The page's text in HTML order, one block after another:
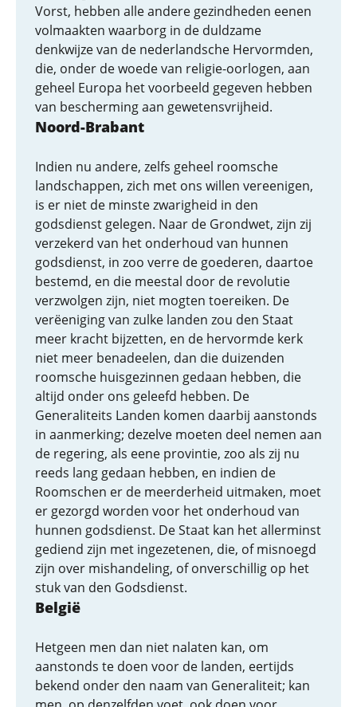
Vorst, hebben alle andere gezindheden eenen
volmaakten waarborg in de duldzame
denkwijze van de nederlandsche Hervormden,
die, onder de woede van religie-oorlogen, aan
geheel Europa het voorbeeld gegeven hebben
van bescherming aan gewetensvrijheid.
Noord-Brabant
Indien nu andere, zelfs geheel roomsche
landschappen, zich met ons willen vereenigen,
is er niet de minste zwarigheid in den
godsdienst gelegen. Naar de Grondwet, zijn zij
verzekerd van het onderhoud van hunnen
godsdienst, in zoo verre de goederen, daartoe
bestemd, en die meestal door de revolutie
verzwolgen zijn, niet mogten toereiken. De
verëeniging van zulke landen zou den Staat
meer kracht bijzetten, en de hervormde kerk
niet meer benadeelen, dan die duizenden
roomsche huisgezinnen gedaan hebben, die
altijd onder ons geleefd hebben. De
Generaliteits Landen komen daarbij aanstonds
in aanmerking; dezelve moeten deel nemen aan
de regering, als eene provintie, zoo als zij nu
reeds lang gedaan hebben, en indien de
Roomschen er de meerderheid uitmaken, moet
er gezorgd worden voor het onderhoud van
hunnen godsdienst. De Staat kan het allerminst
gediend zijn met ingezetenen, die, of misnoegd
zijn over mishandeling, of onverschillig op het
stuk van den Godsdienst.
België
Hetgeen men dan niet nalaten kan, om
aanstonds te doen voor de landen, eertijds
bekend onder den naam van Generaliteit; kan